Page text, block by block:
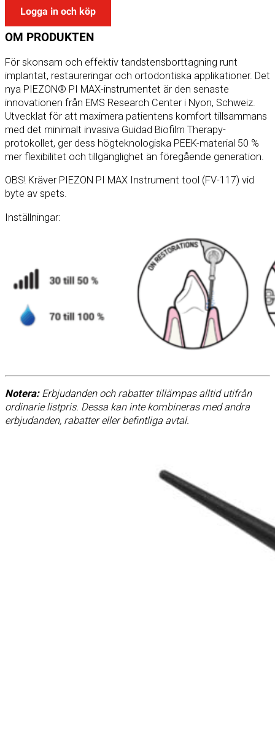
Logga in och köp
OM PRODUKTEN
För skonsam och effektiv tandstensborttagning runt
implantat, restaureringar och ortodontiska applikationer. Det
nya PIEZON® PI MAX-instrumentet är den senaste
innovationen från EMS Research Center i Nyon, Schweiz.
Utvecklat för att maximera patientens komfort tillsammans
med det minimalt invasiva Guidad Biofilm Therapy-
protokollet, ger dess högteknologiska PEEK-material 50 %
mer flexibilitet och tillgänglighet än föregående generation.
OBS! Kräver PIEZON PI MAX Instrument tool (FV-117) vid
byte av spets.
Inställningar:
Notera:Erbjudanden och rabatter tillämpas alltid utifrån
ordinarie listpris. Dessa kan inte kombineras med andra
erbjudanden, rabatter eller befintliga avtal.